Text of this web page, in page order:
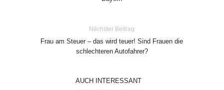
Nächster Beitrag
Frau am Steuer – das wird teuer! Sind Frauen die
schlechteren Autofahrer?
AUCH INTERESSANT